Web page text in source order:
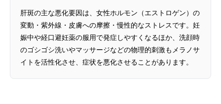
肝斑の主な悪化要因は、女性ホルモン（エストロゲン）の
変動・紫外線・皮膚への摩擦・慢性的なストレスです。妊
娠中や経口避妊薬の服用で発症しやすくなるほか、洗顔時
のゴシゴシ洗いやマッサージなどの物理的刺激もメラノサ
イトを活性化させ、症状を悪化させることがあります。